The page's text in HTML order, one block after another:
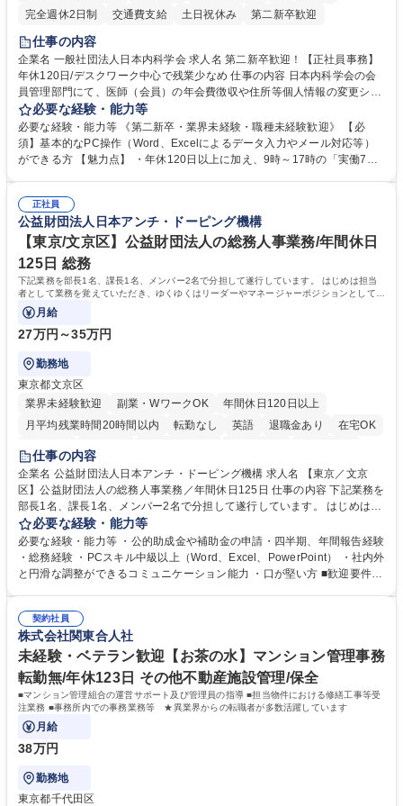
完全週休2日制
交通費支給 土日祝休み 第二新卒歓迎
仕事の内容
企業名 一般社団法人日本内科学会 求人名 第二新卒歓迎！【正社員事務】
年休120日/デスクワーク中心で残業少なめ 仕事の内容 日本内科学会の会
員管理部門にて、医師（会員）の年会費徴収や住所等個人情報の変更シス
テム入力、電話・FAX対応をお任せします。将来的には、各種委員会の運
営事務局業務などにも幅広く携わっていただきます。 【会員管理・データ
入力業務】 ・医師（会員）の住所変更、個人情報のシステム登録・更新
・年会費の徴収管理や入金データの照合確認 【問い合わせ対応】 ・会員
年休120日/デスクワーク中心で残業少なめ
必要な経験・能力等
必要な経験・能力等 《第二新卒・業界未経験・職種未経験歓迎》 【必
須】基本的なPC操作（Word、Excelによるデータ入力やメール対応等）
ができる方 【魅力点】 ・年休120日以上に加え、9時～17時の「実働7時
整、資料作成、当日の運営サポート 学歴・資格 学歴：大学院 大学 語学
力： 資格：
正社員
公益財団法人日本アンチ・ドーピング機構
【東京/文京区】公益財団法人の総務人事業務/年間休日
125日 総務
下記業務を部長1名、課長1名、メンバー2名で分担して遂行しています。 はじめは担当
者として業務を覚えていただき、ゆくゆくはリーダーやマネージャーポジションとして活
躍いただくことを期待しています。
月給
27万円～35万円
勤務地
東京都文京区
業界未経験歓迎
副業・WワークOK
年間休日120日以上
月平均残業時間20時間以内
転勤なし 英語 退職金あり
在宅OK
賞与あり
育休あり
食事補助あり
仕事の内容
企業名 公益財団法人日本アンチ・ドーピング機構 求人名 【東京／文京
区】公益財団法人の総務人事業務／年間休日125日 仕事の内容 下記業務を
部長1名、課長1名、メンバー2名で分担して遂行しています。 はじめは担
当者として業務を覚えていただき、ゆくゆくはリーダーやマネージャーポ
ジションとして活躍いただくことを期待しています。 【総務・人事グルー
プの業務内容】 ・人事制度関連 ・採用活動 ・教育研修の企画、実行 ・勤
怠管理 ・官公庁への各種提出 ・法定の会議運営（評議員会、理事会） ・
管理 ・福利厚生関連 ・職員からの問合せ、相談対応 ・その他日常の総務
業務全般 募集職種 【東京／文京区】公益財団法人の総務人事業務／年間
休日125日
必要な経験・能力等
必要な経験・能力等 ・公的助成金や補助金の申請・四半期、年間報告経験
・総務経験 ・PCスキル中級以上（Word、Excel、PowerPoint） ・社内外
と円滑な調整ができるコミュニケーション能力 ・口が堅い方 ■歓迎要件
契約社員
株式会社関東合人社
未経験・ベテラン歓迎【お茶の水】マンション管理事務
転勤無/年休123日 その他不動産施設管理/保全
■マンション管理組合の運営サポート及び管理員の指導 ■担当物件における修繕工事等受
注業務 ■事務所内での事務業務等 ★異業界からの転職者が多数活躍しています
月給
38万円
勤務地
東京都千代田区